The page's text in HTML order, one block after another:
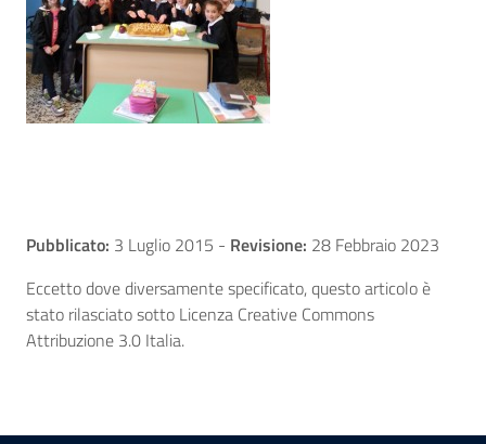
Pubblicato: 3 Luglio 2015 - Revisione: 28 Febbraio 2023
Eccetto dove diversamente specificato, questo articolo è
stato rilasciato sotto Licenza Creative Commons
Attribuzione 3.0 Italia.